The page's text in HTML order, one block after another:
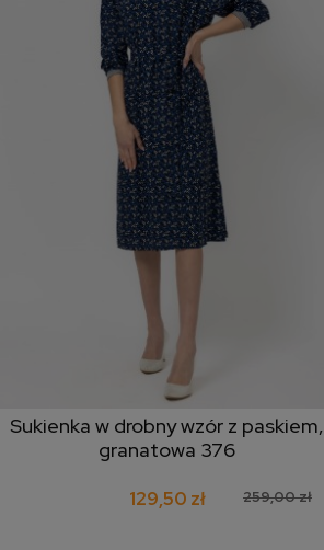
dodaj do koszyka
Sukienka w drobny wzór z paskiem,
granatowa 376
259,00 zł
129,50 zł